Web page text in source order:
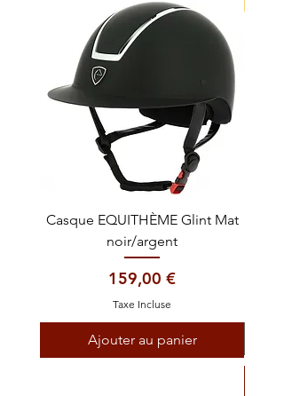
Casque EQUITHÈME Glint Mat
noir/argent
Prix
159,00 €
Taxe Incluse
Ajouter au panier